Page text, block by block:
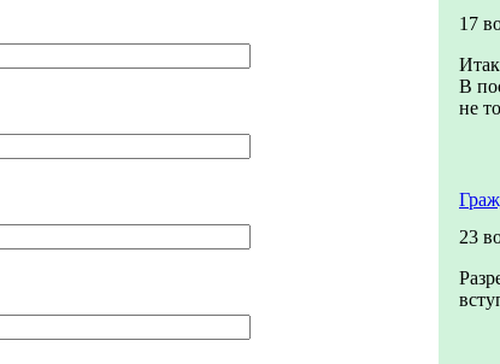
17
В
не
23